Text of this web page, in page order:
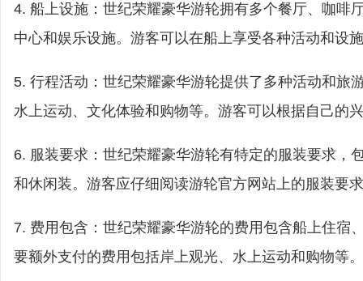
4. 船上设施：世纪荣耀豪华游轮拥有多个餐厅、咖啡
中心和娱乐设施。游客可以在船上享受各种活动和设
5. 行程活动：世纪荣耀豪华游轮提供了多种活动和旅
水上运动、文化体验和购物等。游客可以根据自己的
6. 服装要求：世纪荣耀豪华游轮有特定的服装要求，
和休闲装。游客应仔细阅读游轮官方网站上的服装要
7. 费用包含：世纪荣耀豪华游轮的费用包含船上住宿
要额外支付的费用包括岸上观光、水上运动和购物等。